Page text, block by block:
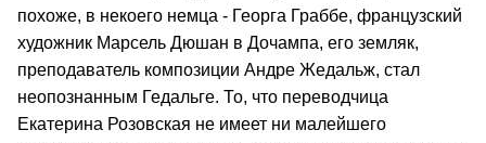
похоже, в некоего немца - Георга Граббе, французский
художник Марсель Дюшан в Дочампа, его земляк,
преподаватель композиции Андре Жедальж, стал
неопознанным Гедальге. То, что переводчица
Екатерина Розовская не имеет ни малейшего